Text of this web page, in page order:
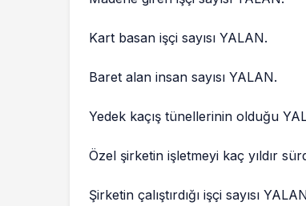
Kart basan işçi sayısı YALAN.
Baret alan insan sayısı YALAN.
Yedek kaçış tünellerinin olduğu
Özel şirketin işletmeyi kaç yıldır
Şirketin çalıştırdığı işçi sayısı